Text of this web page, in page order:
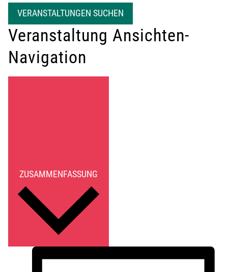
VERANSTALTUNGEN SUCHEN
Veranstaltung Ansichten-
Navigation
ZUSAMMENFASSUNG